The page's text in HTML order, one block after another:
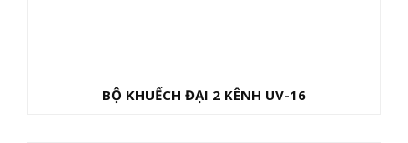
BỘ KHUẾCH ĐẠI 2 KÊNH UV-16